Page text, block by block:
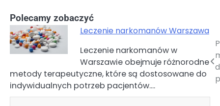
Polecamy zobaczyć
Leczenie narkomanów Warszawa
Leczenie narkomanów w
Warszawie obejmuje różnorodne
metody terapeutyczne, które są dostosowane do
indywidualnych potrzeb pacjentów.…
Nawigacja